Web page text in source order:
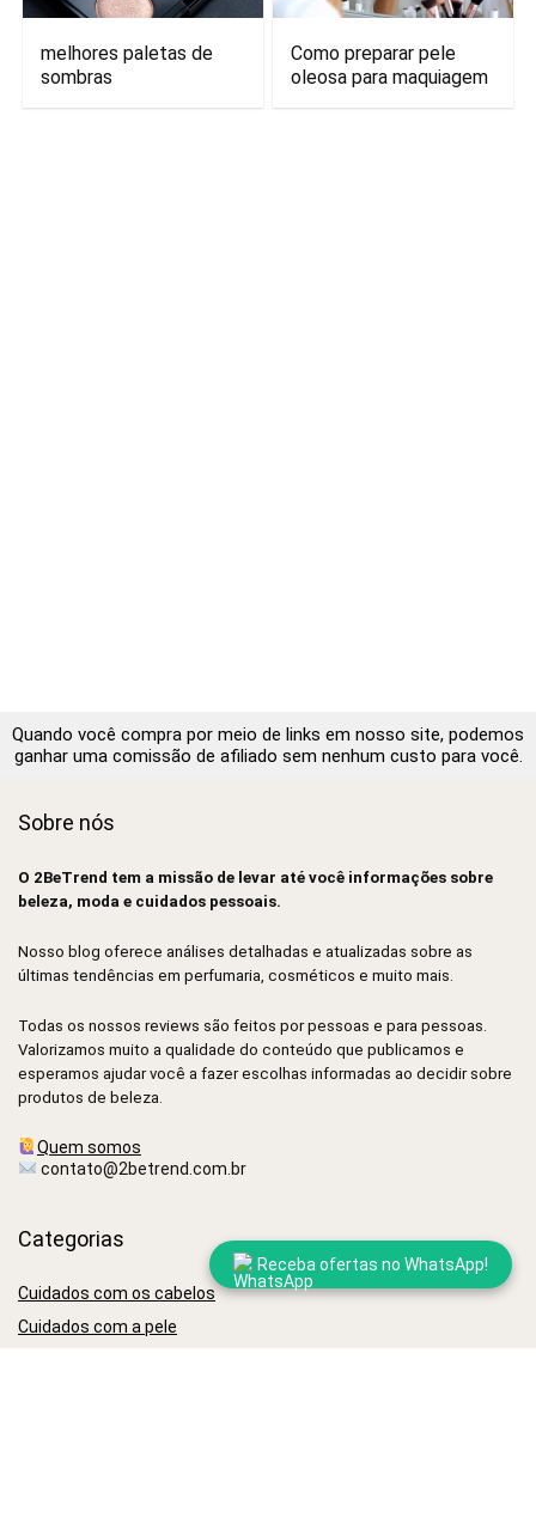
Receba ofertas no WhatsApp!
melhores paletas de
sombras
Como preparar pele
oleosa para maquiagem
Quando você compra por meio de links em nosso site, podemos
ganhar uma comissão de afiliado sem nenhum custo para você.
Sobre nós
O 2BeTrend tem a missão de levar até você informações sobre
beleza, moda e cuidados pessoais.
Nosso blog oferece análises detalhadas e atualizadas sobre as
últimas tendências em perfumaria, cosméticos e muito mais.
Todas os nossos reviews são feitos por pessoas e para pessoas.
Valorizamos muito a qualidade do conteúdo que publicamos e
esperamos ajudar você a fazer escolhas informadas ao decidir sobre
produtos de beleza.
Quem somos
contato@2betrend.com.br
Categorias
Cuidados com os cabelos
Cuidados com a pele